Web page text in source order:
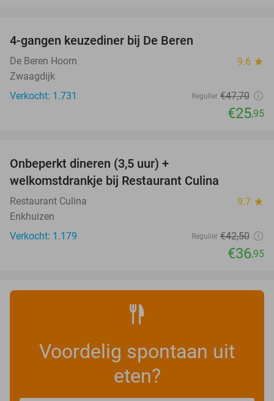
4-gangen keuzediner bij De Beren
De Beren Hoorn 9.6 star
Zwaagdijk
Verkocht: 1.731
Regulier €47,70
€25,95
Onbeperkt dineren (3,5 uur) +
welkomstdrankje bij Restaurant Culina
Restaurant Culina 9.7 star
Enkhuizen
Verkocht: 1.179
Regulier €42,50
€36,95
Voordelig spontaan uit
eten?